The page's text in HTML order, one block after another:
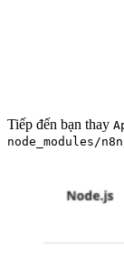
Tiếp đến bạn thay
node_modules/